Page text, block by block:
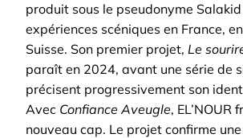
produit sous le pseudonyme
expériences scéniques en France,
Suisse. Son premier projet, Le
paraît en 2024, avant une série de
précisent progressivement son
Avec Confiance Aveugle, EL’NOUR
nouveau cap. Le projet confirme